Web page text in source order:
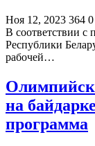
Ноя 12, 2023 364 0
В соответствии с
Республики
рабочей…
на
программа